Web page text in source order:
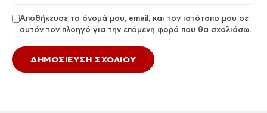
Αποθήκευσε το όνομά μου, email, και τον ιστότοπο μου σε
αυτόν τον πλοηγό για την επόμενη φορά που θα σχολιάσω.